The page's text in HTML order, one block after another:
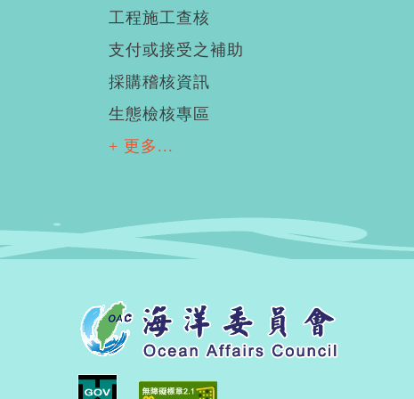
工程施工查核
支付或接受之補助
採購稽核資訊
生態檢核專區
+ 更多...